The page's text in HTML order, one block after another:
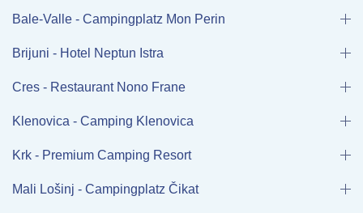
Bale-Valle - Campingplatz Mon Perin
Brijuni - Hotel Neptun Istra
Cres - Restaurant Nono Frane
Klenovica - Camping Klenovica
Krk - Premium Camping Resort
Mali Lošinj - Campingplatz Čikat